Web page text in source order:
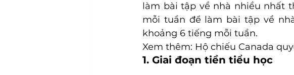
làm bài tập về nhà nhiều nhất
mỗi tuần để làm bài tập về
khoảng 6 tiếng mỗi tuần.
Xem thêm: Hộ chiếu Canada
1. Giai đoạn tiền tiểu học